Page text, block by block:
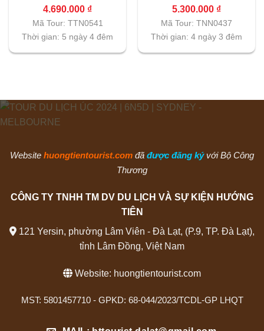
Park | 5N4D
4.690.000 ₫
Mã Tour: TTN0541
Thời gian: 5 ngày 4 đêm
4N3D
5.300.000 ₫
Mã Tour: TNN0437
Thời gian: 4 ngày 3 đêm
Website huongtientourist.com đã được đăng ký với Bộ Công
Thương
CÔNG TY TNHH TM DV DU LỊCH VÀ SỰ KIỆN HƯỚNG
TIÊN
121 Yersin, phường Lâm Viên - Đà Lạt, (P.9, TP. Đà Lạt),
tỉnh Lâm Đồng, Việt Nam
Website: huongtientourist.com
MST: 5801457710 - GPKD: 68-044/2023/TCDL-GP LHQT